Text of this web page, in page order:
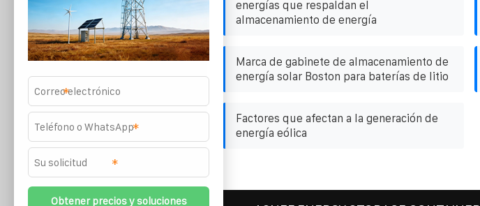
energías que respaldan el
almacenamiento de energía
Marca de gabinete de almacenamiento de
energía solar Boston para baterías de litio
Factores que afectan a la generación de
energía eólica
*
*
*